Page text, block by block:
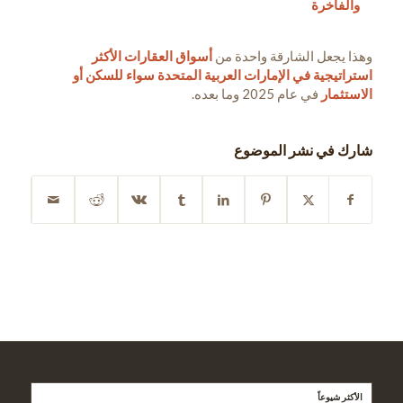
والفاخرة
وهذا يجعل الشارقة واحدة من أسواق العقارات الأكثر
استراتيجية في الإمارات العربية المتحدة سواء للسكن أو
الاستثمار في عام 2025 وما بعده.
شارك في نشر الموضوع
الأكثر شيوعاً